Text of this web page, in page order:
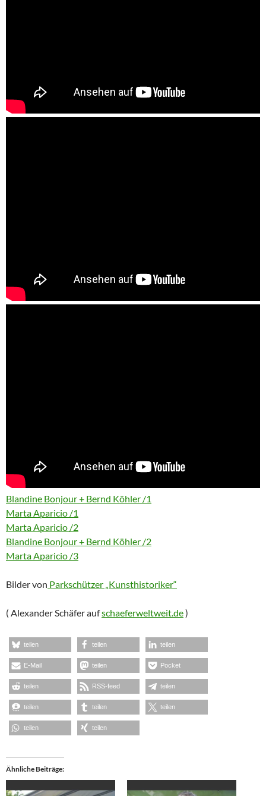
Blandine Bonjour + Bernd Köhler /1
Marta Aparicio /1
Marta Aparicio /2
Blandine Bonjour + Bernd Köhler /2
Marta Aparicio /3
Bilder von Parkschützer „Kunsthistoriker“
( Alexander Schäfer aufschaeferweltweit.de)
teilen teilen teilen
E-Mail teilen Pocket
teilen RSS-feed teilen
teilen teilen teilen
teilen teilen
Ähnliche Beiträge